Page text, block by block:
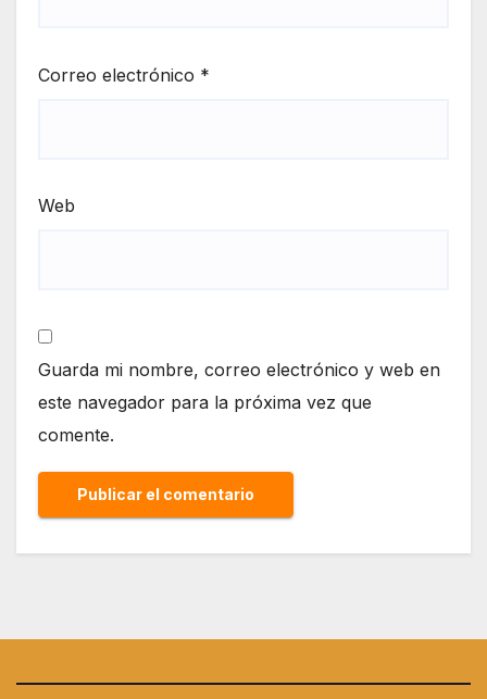
Correo electrónico *
Web
Guarda mi nombre, correo electrónico y web en
este navegador para la próxima vez que
comente.